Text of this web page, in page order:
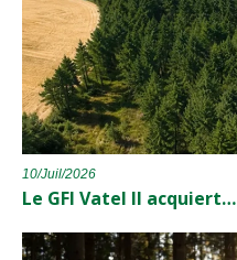
10/Juil/2026
Le GFI Vatel II acquiert…